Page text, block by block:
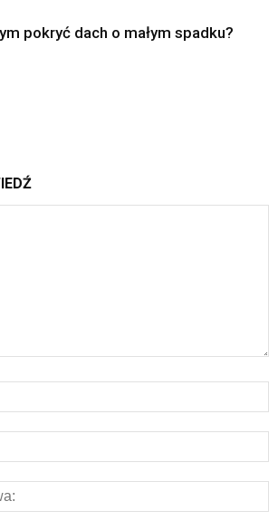
pokryć dach o małym spadku?